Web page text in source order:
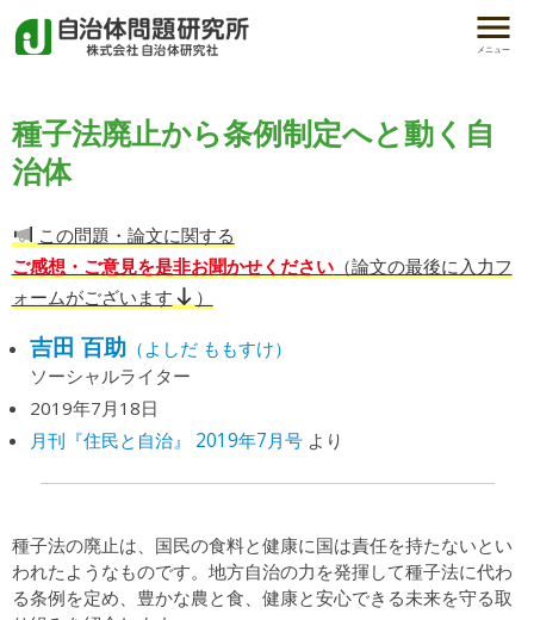
メニュー
種子法廃止から条例制定へと動く自
治体
この問題・論文に関する
ご感想・ご意見を是非お聞かせください（論文の最後に入力フ
ォームがございます
）
吉田 百助（よしだ ももすけ）
ソーシャルライター
2019年7月18日
月刊『住民と自治』 2019年7月号より
種子法の廃止は、国民の食料と健康に国は責任を持たないとい
われたようなものです。地方自治の力を発揮して種子法に代わ
る条例を定め、豊かな農と食、健康と安心できる未来を守る取